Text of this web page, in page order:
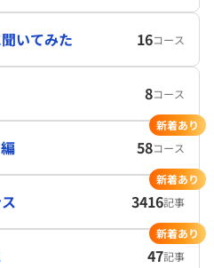
いてみた 16コース
8コース
58コース
新着あり
3416記事
新着あり
47記事
新着あり